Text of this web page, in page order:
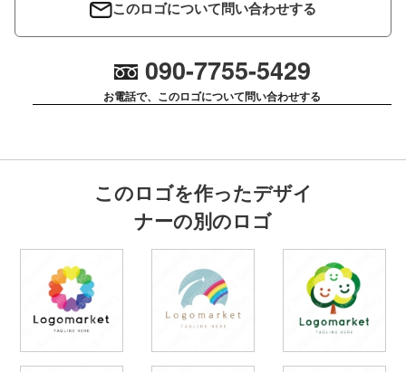
このロゴについて問い合わせする
090-7755-5429
お電話で、このロゴについて問い合わせする
このロゴを作ったデザイ
ナーの別のロゴ